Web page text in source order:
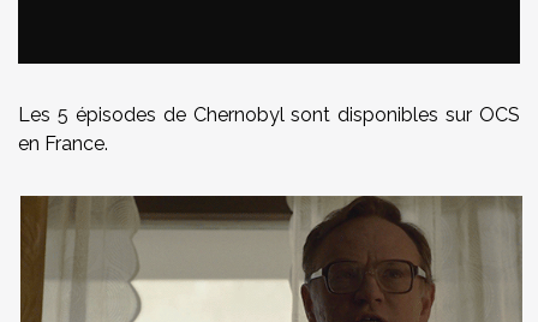
Les 5 épisodes de Chernobyl sont disponibles sur OCS
en France.